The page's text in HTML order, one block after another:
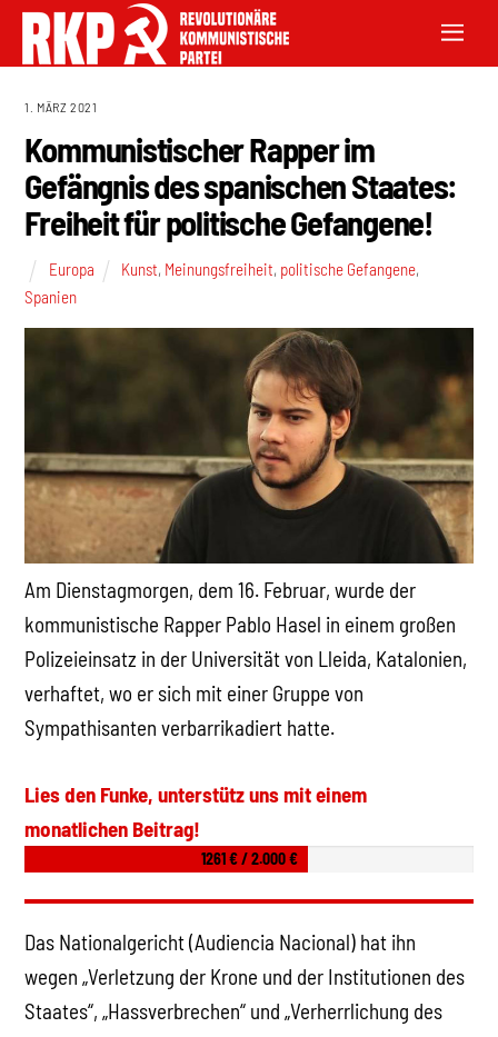
1. MÄRZ 2021
Kommunistischer Rapper im
Gefängnis des spanischen Staates:
Freiheit für politische Gefangene!
Europa Kunst, Meinungsfreiheit, politische Gefangene,
Spanien
Am Dienstagmorgen, dem 16. Februar, wurde der
kommunistische Rapper Pablo Hasel in einem großen
Polizeieinsatz in der Universität von Lleida, Katalonien,
verhaftet, wo er sich mit einer Gruppe von
Sympathisanten verbarrikadiert hatte.
Lies den Funke, unterstütz uns mit einem
monatlichen Beitrag!
1261 € / 2.000 €
Das Nationalgericht (Audiencia Nacional) hat ihn
wegen „Verletzung der Krone und der Institutionen des
Staates“, „Hassverbrechen“ und „Verherrlichung des